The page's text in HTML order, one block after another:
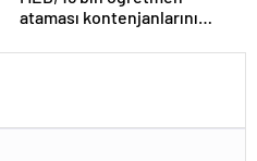
ataması kontenjanlarını